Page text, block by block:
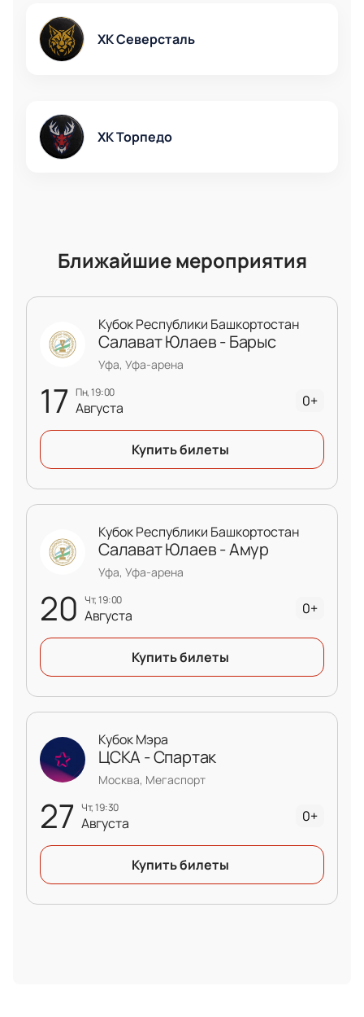
ХК Северсталь
ХК Торпедо
Ближайшие мероприятия
17 пн, 19:00
Августа
Кубок Республики Башкортостан
Салават Юлаев - Барыс
Уфа, Уфа-арена
0+
Купить билеты
20 чт, 19:00
Августа
Кубок Республики Башкортостан
Салават Юлаев - Амур
Уфа, Уфа-арена
0+
Купить билеты
27 чт, 19:30
Августа
Кубок Мэра
ЦСКА - Спартак
Москва, Мегаспорт
0+
Купить билеты